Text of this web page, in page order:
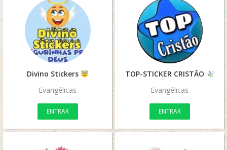
Divino Stickers
Evangélicas
ENTRAR
TOP-STICKER CRISTÃO
Evangélicas
ENTRAR